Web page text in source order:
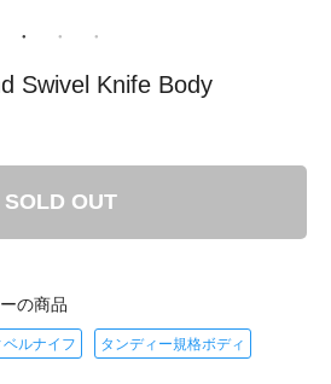
Swivel Knife Body
SOLD OUT
の商品
ベルナイフ タンディー規格ボディ